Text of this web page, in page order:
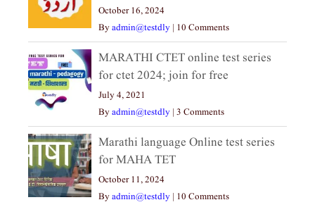
October 16, 2024
Byadmin@testdly | 10 Comments
MARATHI CTET online test series
for ctet 2024; join for free
July 4, 2021
Byadmin@testdly | 3 Comments
Marathi language Online test series
for MAHA TET
October 11, 2024
Byadmin@testdly | 10 Comments